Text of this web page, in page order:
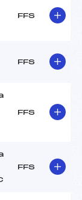
FFS
FFS
FFS
FFS